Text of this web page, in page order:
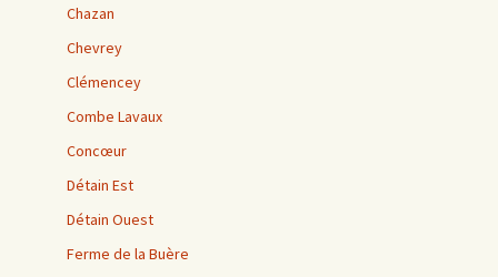
Chazan
Chevrey
Clémencey
Combe Lavaux
Concœur
Détain Est
Détain Ouest
Ferme de la Buère